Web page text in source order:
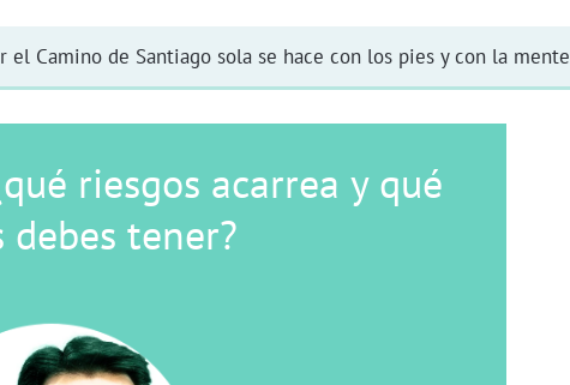
el Camino de Santiago sola se hace con los pies y con la mente
riesgos acarrea y qué
debes tener?